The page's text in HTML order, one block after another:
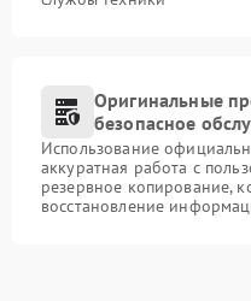
Оригинальные
безопасное
Использование
аккуратная работа с
резервное копирование,
восстановление